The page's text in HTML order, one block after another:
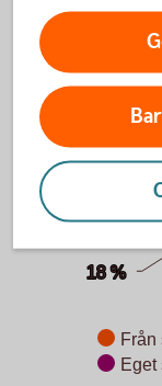
18 %
18 %
25 %
25 %
Från
Eget